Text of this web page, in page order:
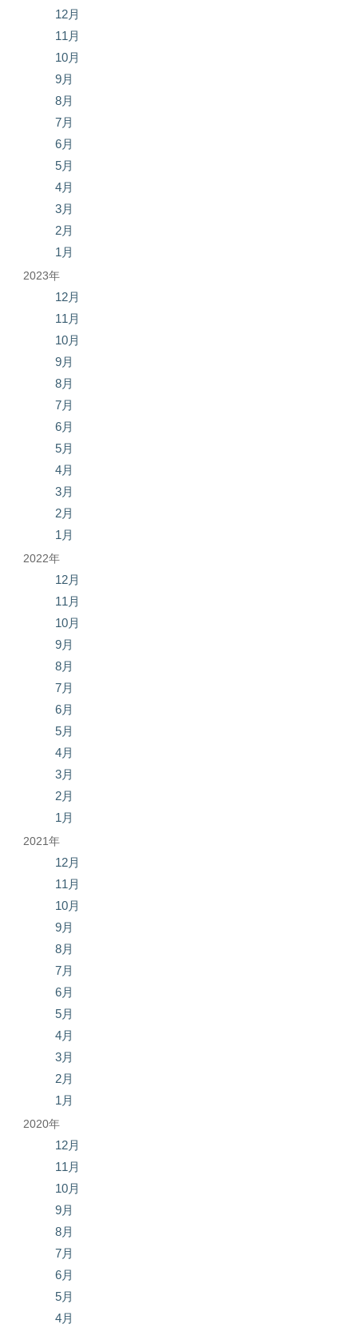
12月
11月
10月
9月
8月
7月
6月
5月
4月
3月
2月
1月
2023年
12月
11月
10月
9月
8月
7月
6月
5月
4月
3月
2月
1月
2022年
12月
11月
10月
9月
8月
7月
6月
5月
4月
3月
2月
1月
2021年
12月
11月
10月
9月
8月
7月
6月
5月
4月
3月
2月
1月
2020年
12月
11月
10月
9月
8月
7月
6月
5月
4月